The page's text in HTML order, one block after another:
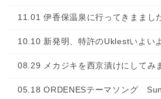
11.01 伊香保温泉に行ってきままし
10.10 新発明、特許のUklestいよい
08.29 メカジキを西京漬けにしてみ
05.18 ORDENESテーマソング